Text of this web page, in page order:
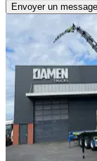
Envoyer un message